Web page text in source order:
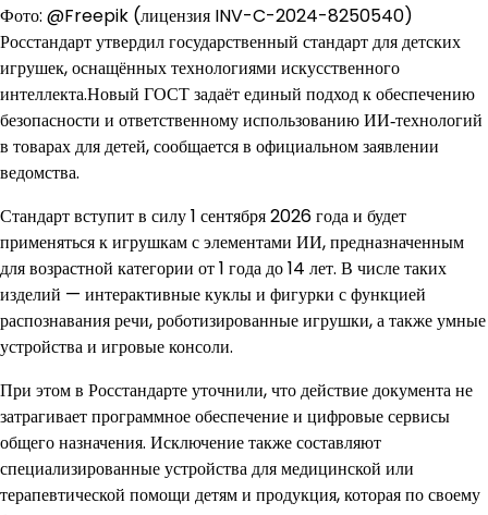
Фото: @Freepik (лицензия INV-C-2024-8250540)
Росстандарт утвердил государственный стандарт для детских
игрушек, оснащённых технологиями искусственного
интеллекта.Новый ГОСТ задаёт единый подход к обеспечению
безопасности и ответственному использованию ИИ‑технологий
в товарах для детей, сообщается в официальном заявлении
ведомства.
Стандарт вступит в силу 1 сентября 2026 года и будет
применяться к игрушкам с элементами ИИ, предназначенным
для возрастной категории от 1 года до 14 лет. В числе таких
изделий — интерактивные куклы и фигурки с функцией
распознавания речи, роботизированные игрушки, а также умные
устройства и игровые консоли.
При этом в Росстандарте уточнили, что действие документа не
затрагивает программное обеспечение и цифровые сервисы
общего назначения. Исключение также составляют
специализированные устройства для медицинской или
терапевтической помощи детям и продукция, которая по своему